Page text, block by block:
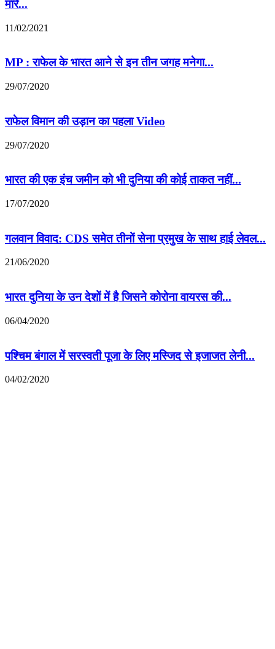
मारे...
11/02/2021
MP : राफेल के भारत आने से इन तीन जगह मनेगा...
29/07/2020
राफेल विमान की उड़ान का पहला Video
29/07/2020
भारत की एक इंच जमीन को भी दुनिया की कोई ताकत नहीं...
17/07/2020
गलवान विवाद: CDS समेत तीनों सेना प्रमुख के साथ हाई लेवल...
21/06/2020
भारत दुनिया के उन देशों में है जिसने कोरोना वायरस की...
06/04/2020
पश्चिम बंगाल में सरस्वती पूजा के लिए मस्जिद से इजाजत लेनी...
04/02/2020